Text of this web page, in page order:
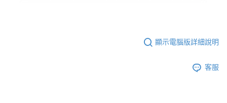
顯示電腦版詳細說明
客服